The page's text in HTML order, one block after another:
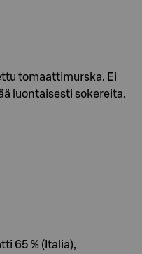
tomaattimurska. Ei
luontaisesti sokereita.
65 % (Italia),